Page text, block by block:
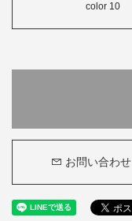
color 10
お問い合わせ